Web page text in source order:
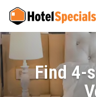
Find 4-